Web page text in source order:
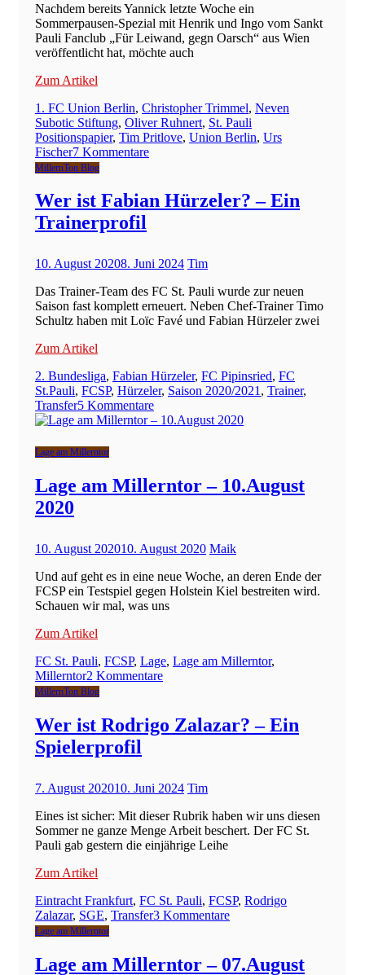
Nachdem bereits Yannick letzte Woche ein
Sommerpausen-Spezial mit Henrik und Ingo vom Sankt
Pauli Fanclub „Für Leiwand, gegn Oarsch“ aus Wien
veröffentlicht hat, möchte auch
Zum Artikel
1. FC Union Berlin, Christopher Trimmel, Neven
Subotic Stiftung, Oliver Ruhnert, St. Pauli
Positionspapier, Tim Pritlove, Union Berlin, Urs
Fischer7 Kommentarezu
NdS
Spezial
Gespräch
Tim
Pritlove
zum
Union
Berlin
und
Fußball-
Metathemen
MillernTon Blog
Wer ist Fabian Hürzeler? – Ein
Trainerprofil
10. August 20208. Juni 2024 Tim
Das Trainer-Team des FC St. Pauli wurde zur neuen
Saison fast komplett erneuert. Neben Chef-Trainer Timo
Schultz haben mit Loïc Favé und Fabian Hürzeler zwei
Zum Artikel
2. Bundesliga, Fabian Hürzeler, FC Pipinsried, FC
St.Pauli, FCSP, Hürzeler, Saison 2020/2021 , Trainer,
Transfer5 Kommentarezu
Wer
Ein
Lage am Millerntor
Lage am Millerntor – 10.August
2020
10. August 202010. August 2020 Maik
Und auf geht es in eine neue Woche, an deren Ende der
FCSP ein Testspiel gegen Holstein Kiel bestreiten wird.
Schauen wir mal, was uns
Zum Artikel
FC St. Pauli, FCSP, Lage, Lage am Millerntor,
Millerntor2 Kommentarezu
Millerntor
–
MillernTon Blog
Wer ist Rodrigo Zalazar? – Ein
Spielerprofil
7. August 202010. Juni 2024 Tim
Eines ist sicher: Mit dieser Rubrik haben wir uns diesen
Sommer ne ganze Menge Arbeit beschert. Der FC St.
Pauli gab gestern die einjährige Leihe
Zum Artikel
Eintracht Frankfurt, FC St. Pauli, FCSP, Rodrigo
Zalazar, SGE, Transfer3 Kommentarezu
Rodrigo
Lage am Millerntor
Lage am Millerntor – 07.August